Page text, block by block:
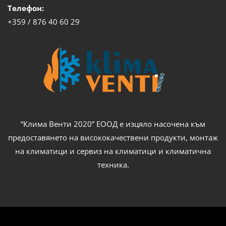
Телефон:
+359 / 876 40 60 29
“Клима Венти 2020” ЕООД е изцяло насочена към
предоставянето на висококачествени продукти, монтаж
на климатици и сервиз на климатици и климатична
техника.